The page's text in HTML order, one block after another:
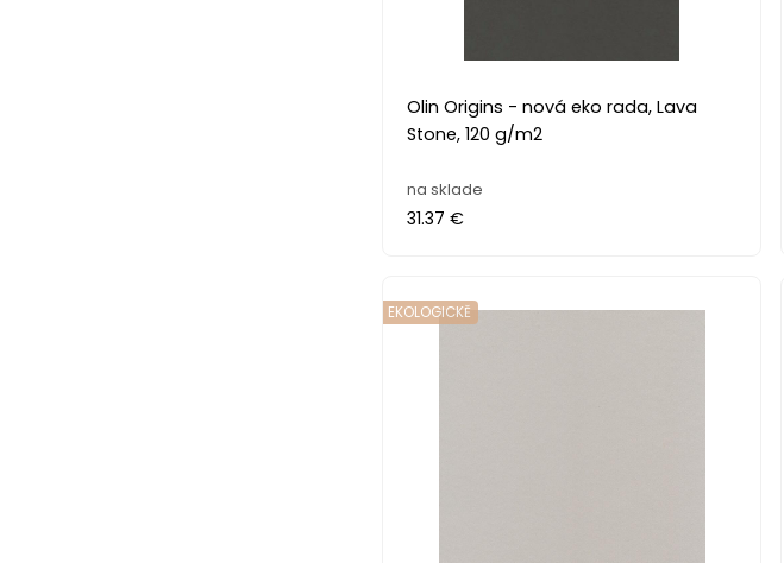
Olin Origins - nová eko rada, Lava
Stone, 120 g/m2
na sklade
31.37 €
EKOLOGICKĚ